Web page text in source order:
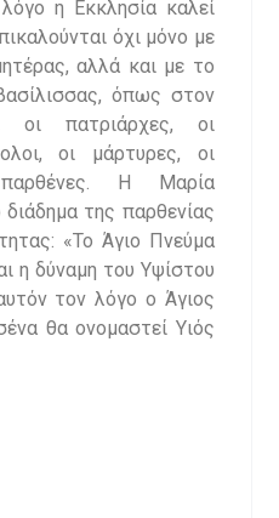
η Εκκλησία καλεί
όχι μόνο με
αλλά και με το
όπως στον
οι πατριάρχες, οι
οι μάρτυρες, οι
Η Μαρία
της παρθενίας
«Το Άγιο Πνεύμα
η δύναμη του Υψίστου
τον λόγο ο Άγιος
θα ονομαστεί Υιός